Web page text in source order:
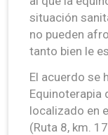
situación
no pueden
tanto bien le
El acuerdo se
Equinoterapia
localizado en
(Ruta 8, km.